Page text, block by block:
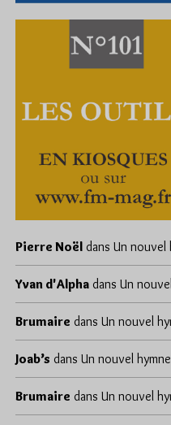
Pierre Noël dans Un nouvel
Yvan d'Alpha dans Un
Brumaire dans Un nouvel
Joab’s dans Un nouvel
Brumaire dans Un nouvel